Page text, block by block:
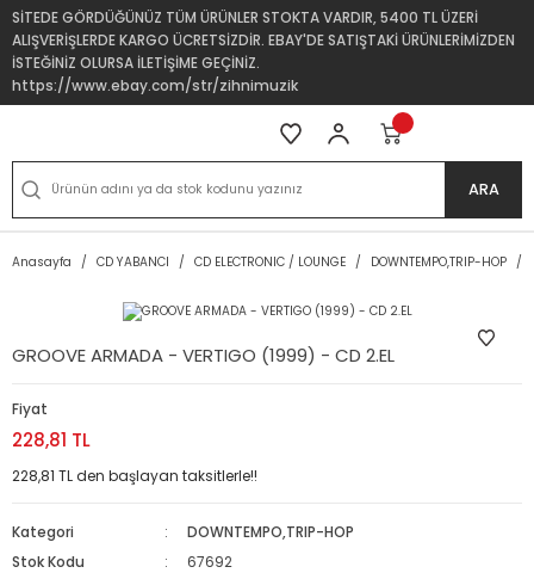
SİTEDE GÖRDÜĞÜNÜZ TÜM ÜRÜNLER STOKTA VARDIR, 5400 TL ÜZERİ
ALIŞVERİŞLERDE KARGO ÜCRETSİZDİR. EBAY'DE SATIŞTAKİ ÜRÜNLERİMİZDEN
İSTEĞİNİZ OLURSA İLETİŞİME GEÇİNİZ.
https://www.ebay.com/str/zihnimuzik
ARA
Anasayfa CD YABANCI CD ELECTRONIC / LOUNGE DOWNTEMPO,TRIP-HOP
GROOVE ARMADA - VERTIGO (1999) - CD 2.EL
Fiyat
228,81 TL
228,81 TL den başlayan taksitlerle!!
Kategori
DOWNTEMPO,TRIP-HOP
Stok Kodu
67692